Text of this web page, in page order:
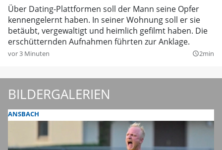
Über Dating-Plattformen soll der Mann seine Opfer
kennengelernt haben. In seiner Wohnung soll er sie
betäubt, vergewaltigt und heimlich gefilmt haben. Die
erschütternden Aufnahmen führten zur Anklage.
vor 3 Minuten query_builder2min
BILDERGALERIEN
ANSBACH